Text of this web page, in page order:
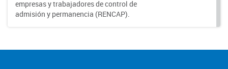
empresas y trabajadores de control de
admisión y permanencia (RENCAP).